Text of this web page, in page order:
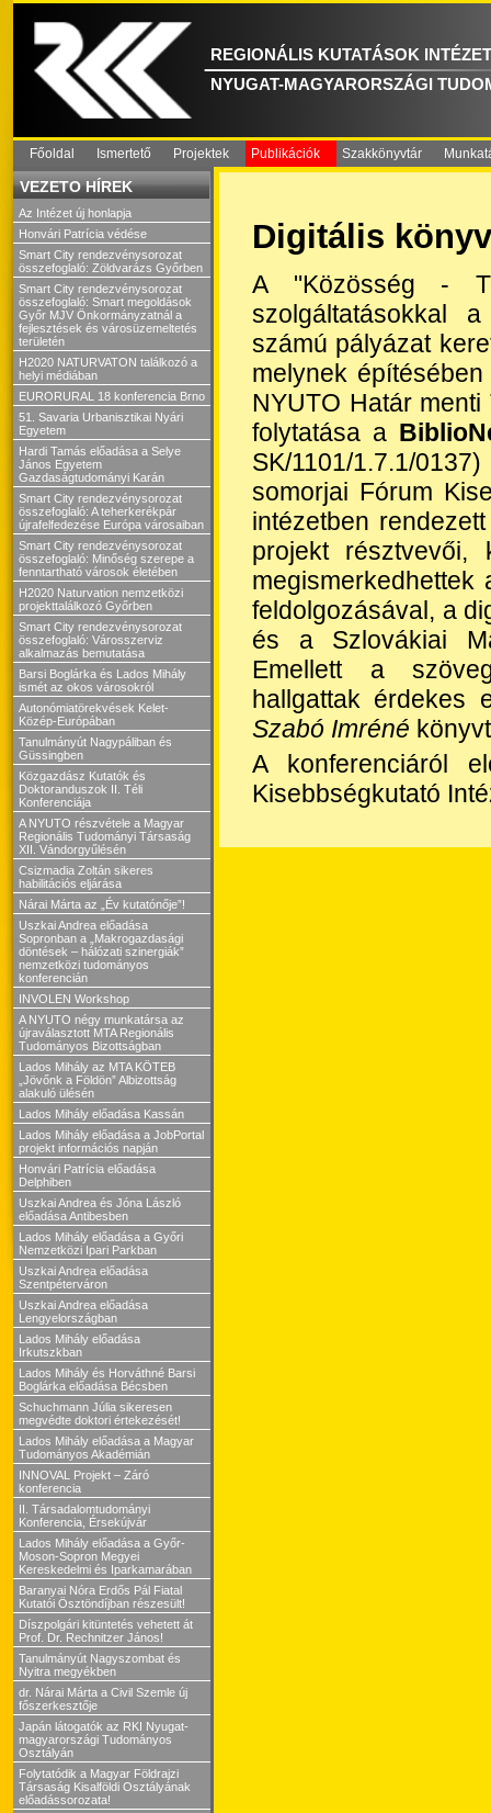
REGIONÁLIS KUTATÁSOK
NYUGAT-MAGYARORSZÁGI
Főoldal Ismertető Projektek Publikációk Szakkönyvtár
VEZETO HÍREK
Az Intézet új honlapja
Honvári Patrícia védése
Smart City rendezvénysorozat
összefoglaló: Zöldvarázs Győrben
Smart City rendezvénysorozat
összefoglaló: Smart megoldások
Győr MJV Önkormányzatnál a
fejlesztések és városüzemeltetés
területén
H2020 NATURVATON találkozó a
helyi médiában
EURORURAL 18 konferencia Brno
51. Savaria Urbanisztikai Nyári
Egyetem
Hardi Tamás előadása a Selye
János Egyetem
Gazdaságtudományi Karán
Smart City rendezvénysorozat
összefoglaló: A teherkerékpár
újrafelfedezése Európa városaiban
Smart City rendezvénysorozat
összefoglaló: Minőség szerepe a
fenntartható városok életében
H2020 Naturvation nemzetközi
projekttalálkozó Győrben
Smart City rendezvénysorozat
összefoglaló: Városszerviz
alkalmazás bemutatása
Barsi Boglárka és Lados Mihály
ismét az okos városokról
Autonómiatörekvések Kelet-
Közép-Európában
Tanulmányút Nagypáliban és
Güssingben
Közgazdász Kutatók és
Doktoranduszok II. Téli
Konferenciája
A NYUTO részvétele a Magyar
Regionális Tudományi Társaság
XII. Vándorgyűlésén
Csizmadia Zoltán sikeres
habilitációs eljárása
Nárai Márta az „Év kutatónője”!
Uszkai Andrea előadása
Sopronban a „Makrogazdasági
döntések – hálózati szinergiák”
nemzetközi tudományos
konferencián
INVOLEN Workshop
A NYUTO négy munkatársa az
újraválasztott MTA Regionális
Tudományos Bizottságban
Lados Mihály az MTA KÖTEB
„Jövőnk a Földön” Albizottság
alakuló ülésén
Lados Mihály előadása Kassán
Lados Mihály előadása a JobPortal
projekt információs napján
Honvári Patrícia előadása
Delphiben
Uszkai Andrea és Jóna László
előadása Antibesben
Lados Mihály előadása a Győri
Nemzetközi Ipari Parkban
Uszkai Andrea előadása
Szentpéterváron
Uszkai Andrea előadása
Lengyelországban
Lados Mihály előadása
Irkutszkban
Lados Mihály és Horváthné Barsi
Boglárka előadása Bécsben
Schuchmann Júlia sikeresen
megvédte doktori értekezését!
Lados Mihály előadása a Magyar
Tudományos Akadémián
INNOVAL Projekt – Záró
konferencia
II. Társadalomtudományi
Konferencia, Érsekújvár
Lados Mihály előadása a Győr-
Moson-Sopron Megyei
Kereskedelmi és Iparkamarában
Baranyai Nóra Erdős Pál Fiatal
Kutatói Ösztöndíjban részesült!
Díszpolgári kitüntetés vehetett át
Prof. Dr. Rechnitzer János!
Tanulmányút Nagyszombat és
Nyitra megyékben
dr. Nárai Márta a Civil Szemle új
főszerkesztője
Japán látogatók az RKI Nyugat-
magyarországi Tudományos
Osztályán
Folytatódik a Magyar Földrajzi
Társaság Kisalföldi Osztályának
előadássorozata!
Digitális
A "Közösség -
szolgáltatásokkal a
számú pályázat
melynek
NYUTO Határ
folytatása a
SK/1101/1.7.1/
somorjai Fórum
intézetben
projekt résztvevői,
megismerkedhettek
feldolgozásával, a
és a Szlovákiai
Emellett a
hallgattak érdekes
Szabó Imréné
A konferenciáról
Kisebbségkutató